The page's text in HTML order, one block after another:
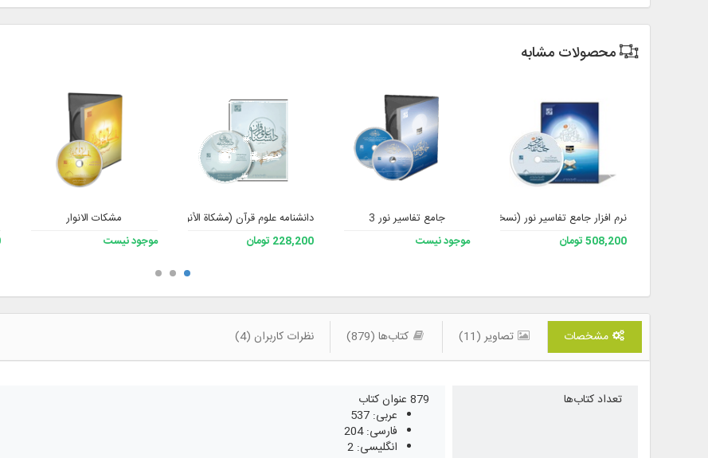
محصولات مشابه
نرم افزار جامع تفاسیر نور (نسخه 4)
508,200 تومان
جامع تفاسیر نور 3
موجود نیست
دانشنامه علوم قرآن (مشکاة الأنوار 2)
228,200 تومان
مشکات الانوار
موجود نیست
مشخصات تصاویر (11) کتاب‌ها (879) نظرات کاربران (4)
تعداد کتاب‌ها
879 عنوان کتاب
عربی: 537
فارسی: 204
انگلیسی: 2